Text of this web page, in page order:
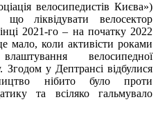
велосипедистів Києва»)
ліквідувати велосектор
2021-го – на початку 2022
мало, коли активісти роками
велосипедної
у Дептрансі відбулися
нібито було проти
та всіляко гальмувало